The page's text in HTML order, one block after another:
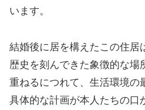
います。
結婚後に居を構えたこの住居
歴史を刻んできた象徴的な場
重ねるにつれて、生活環境の
具体的な計画が本人たちの口